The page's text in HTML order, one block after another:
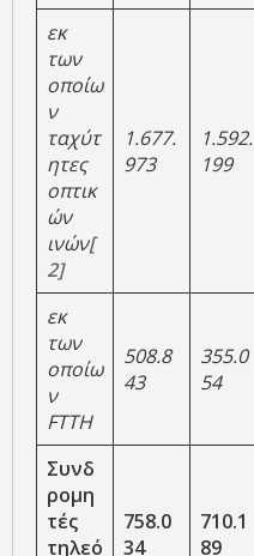
εκ
των
οποίω
ν
ταχύτ
ητες
οπτικ
ών
ινών[
2]
1.677.
973
1.592.
199
εκ
των
οποίω
ν
FTTH
508.8
43
355.0
54
Συνδ
ρομη
τές
τηλεό
758.0
34
710.1
89